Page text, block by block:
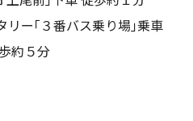
ー｢３番バス乗り場｣乗車
約５分